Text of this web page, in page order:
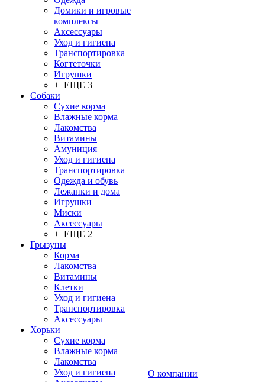
Домики и игровые
комплексы
Аксессуары
Уход и гигиена
Транспортировка
Когтеточки
Игрушки
+ ЕЩЕ 3
Собаки
Сухие корма
Влажные корма
Лакомства
Витамины
Амуниция
Уход и гигиена
Транспортировка
Одежда и обувь
Лежанки и дома
Игрушки
Миски
Аксессуары
+ ЕЩЕ 2
Грызуны
Корма
Лакомства
Витамины
Клетки
Уход и гигиена
Транспортировка
Аксессуары
Хорьки
Сухие корма
Влажные корма
Лакомства
Уход и гигиена
О компании